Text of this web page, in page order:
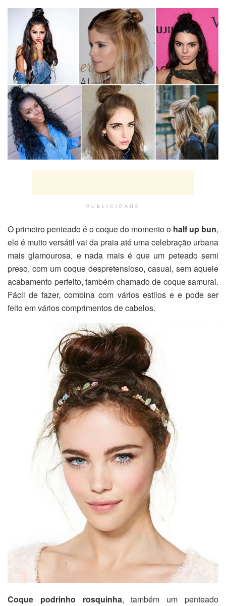
PUBLICIDADE
O primeiro penteado é o coque do momento o half up bun,
ele é muito versátil vai da praia até uma celebração urbana
mais glamourosa, e nada mais é que um peteado semi
preso, com um coque despretensioso, casual, sem aquele
acabamento perfeito, também chamado de coque samurai.
Fácil de fazer, combina com vários estilos e e pode ser
feito em vários comprimentos de cabelos.
Coque podrinho rosquinha, também um penteado